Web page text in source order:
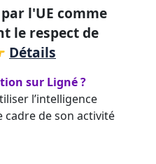
l'UE comme
le respect de
Détails
sur Ligné ?
l’intelligence
de son activité